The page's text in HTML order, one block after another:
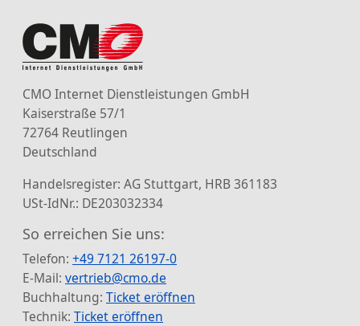
CMO Internet Dienstleistungen GmbH
Kaiserstraße 57/1
72764 Reutlingen
Deutschland
Handelsregister: AG Stuttgart, HRB 361183
USt-IdNr.: DE203032334
So erreichen Sie uns:
Telefon: +49 7121 26197-0
E-Mail: vertrieb@cmo.de
Buchhaltung: Ticket eröffnen
Technik: Ticket eröffnen